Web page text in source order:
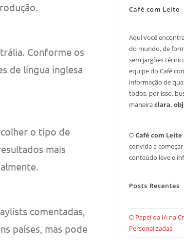
Conforme os
de língua inglesa
o tipo de
mais
comentadas,
países, mas pode
Café com Leite
Aqui você
do mundo, de
sem jargões
equipe do Café
informação de
todos, por isso,
maneiraclara,
OCafé com Leite
convida a
conteúdo leve e
Posts Recentes
O Papel da IA na
Personalizadas